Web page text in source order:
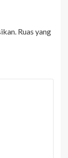
Ruas yang